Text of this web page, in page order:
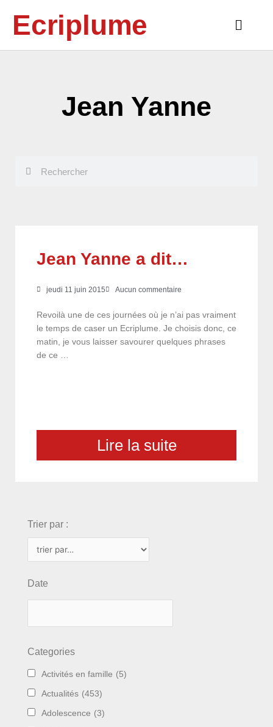
contenuEcriplume
Main
Jean Yanne
Jean Yanne a dit…
jeudi 11 juin 2015 Aucun commentaire
Revoilà une de ces journées où je n’ai pas vraiment
le temps de caser un Ecriplume. Je choisis donc, ce
matin, je vous laisser savourer quelques phrases
de ce …
Lire la suite
Trier par :
Date
Categories
Activités en famille (5)
Actualités (453)
Adolescence (3)